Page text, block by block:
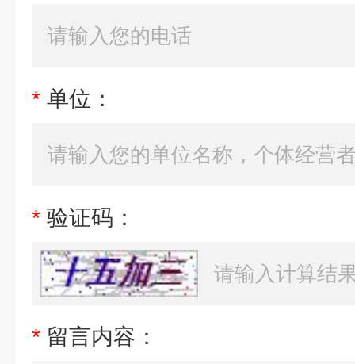
* 单位：
* 验证码：
* 留言内容：